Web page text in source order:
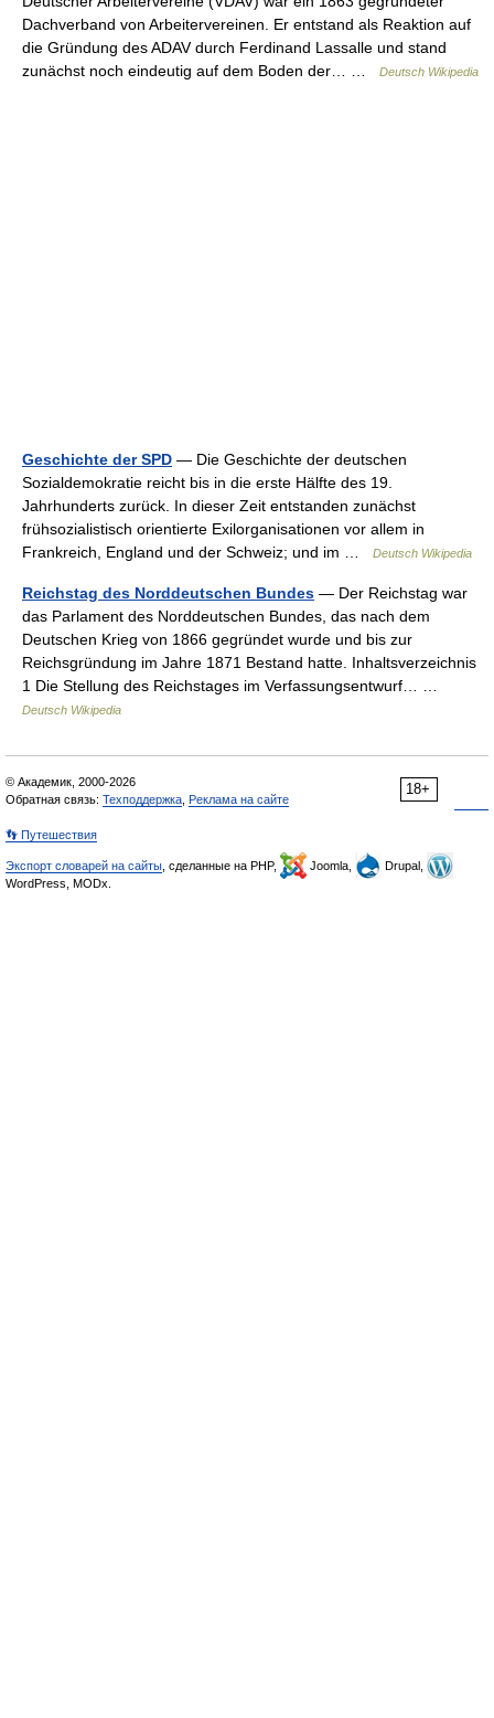
Dachverband von Arbeitervereinen. Er entstand als Reaktion auf
die Gründung des ADAV durch Ferdinand Lassalle und stand
zunächst noch eindeutig auf dem Boden der… …
Deutsch Wikipedia
Geschichte der SPD — Die Geschichte der deutschen
Sozialdemokratie reicht bis in die erste Hälfte des 19.
Jahrhunderts zurück. In dieser Zeit entstanden zunächst
frühsozialistisch orientierte Exilorganisationen vor allem in
Frankreich, England und der Schweiz; und im …
Deutsch Wikipedia
Reichstag des Norddeutschen Bundes — Der Reichstag war
das Parlament des Norddeutschen Bundes, das nach dem
Deutschen Krieg von 1866 gegründet wurde und bis zur
Reichsgründung im Jahre 1871 Bestand hatte. Inhaltsverzeichnis
1 Die Stellung des Reichstages im Verfassungsentwurf… …
Deutsch Wikipedia
18+
© Академик, 2000-2026
Обратная связь: Техподдержка Реклама на сайте
👣 Путешествия
Экспорт словарей на сайты , сделанные на PHP, Joomla,
Drupal,
WordPress, MODx.